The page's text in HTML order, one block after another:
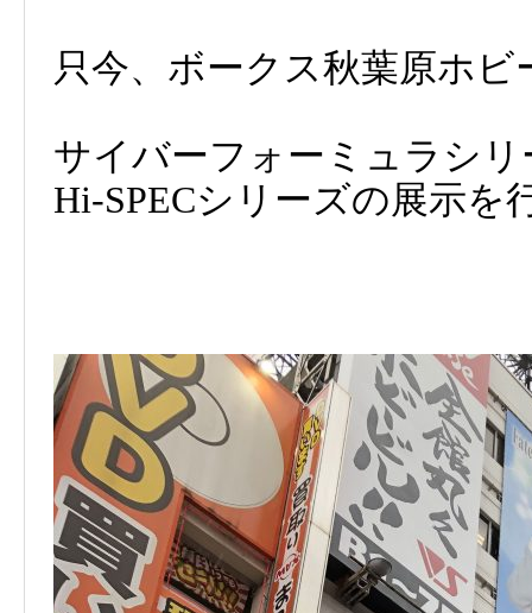
只今、ボークス秋葉原ホビ
サイバーフォーミュラシ
Hi-SPECシリーズの展示を